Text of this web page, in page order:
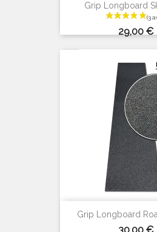
Grip Longboard
Prix
29,00 €
Grip Longboard
Prix